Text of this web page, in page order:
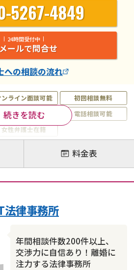
ンライン面談可能
初回相談無料
19時以降電話可能
電話相談可能
女性弁護士在籍
離婚調停
離婚裁判
DV
モラハラ
内縁の夫婦
続きを読む
5267-4849
24時間受付中
ールで問合せ
への相談の流れ
料金表
年間相談件数200件以上、
交渉力に自信あり！離婚に
注力する法律事務所
法律事務所